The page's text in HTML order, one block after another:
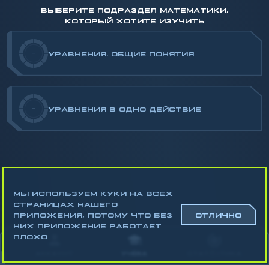
- УРАВНЕНИЯ. ОБЩИЕ ПОНЯТИЯ
- УРАВНЕНИЯ В ОДНО ДЕЙСТВИЕ
ВЫБЕРИТЕ ПОДРАЗДЕЛ МАТЕМАТИКИ,
КОТОРЫЙ ХОТИТЕ ИЗУЧИТЬ
Математика
Геометрия
МЫ ИСПОЛЬЗУЕМ КУКИ НА ВСЕХ
СТРАНИЦАХ НАШЕГО
ПРИЛОЖЕНИЯ, ПОТОМУ ЧТО БЕЗ
НИХ ПРИЛОЖЕНИЕ РАБОТАЕТ
ПЛОХО
ОТЛИЧНО